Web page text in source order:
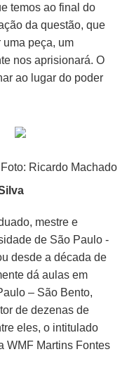
temos ao final do
da questão, que
uma peça, um
nos aprisionará. O
ao lugar do poder
Foto: Ricardo Machado
mestre e
de São Paulo -
desde a década de
dá aulas em
– São Bento,
de dezenas de
eles, o intitulado
WMF Martins Fontes